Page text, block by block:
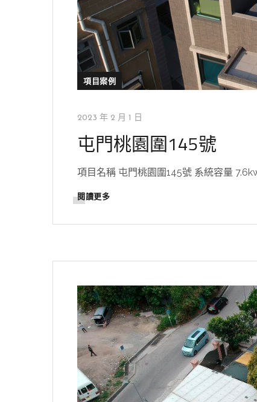
項目案例
2023 年 2 月 1 日
屯門桃園圍145號
項目名稱 屯門桃園圍145號 系統容量
閱讀更多